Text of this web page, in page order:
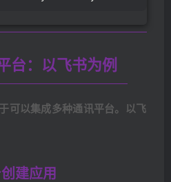
台：以飞书为例
可以集成多种通讯平台。以飞
建应用